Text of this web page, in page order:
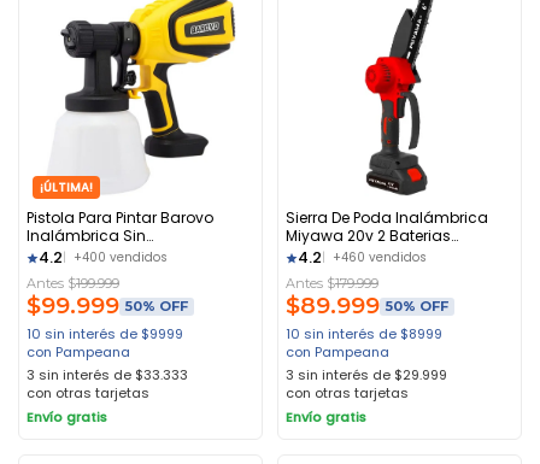
¡ÚLTIMA!
Pistola Para Pintar Barovo
Inalámbrica Sin
Cargador/bateria Amarillo
4.2 +400 vendidos
Antes $199.999
$99.999 50% OFF
10 sin interés de $9999
con Pampeana
3 sin interés de $33.333
con otras tarjetas
Envío gratis
Sierra De Poda Inalámbrica
Miyawa 20v 2 Baterias
Cargador Negro
4.2 +460 vendidos
Antes $179.999
$89.999 50% OFF
10 sin interés de $8999
con Pampeana
3 sin interés de $29.999
con otras tarjetas
Envío gratis